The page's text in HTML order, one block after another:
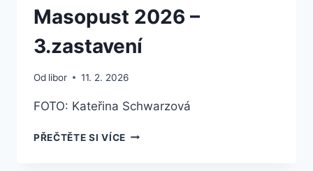
Masopust 2026 –
3.zastavení
Od libor 11. 2. 2026
FOTO: Kateřina Schwarzová
PŘEČTĚTE SI VÍCEFOTOGALERIE